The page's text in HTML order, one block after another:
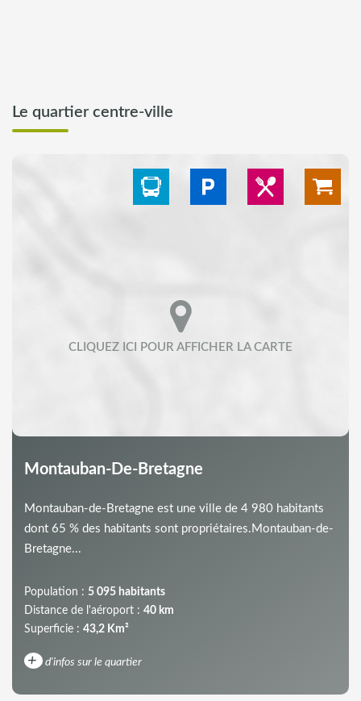
Le quartier centre-ville
Montauban-De-Bretagne
Montauban-de-Bretagne est une ville de 4 980 habitants
dont 65 % des habitants sont propriétaires.Montauban-de-
Bretagne...
Population : 5 095 habitants
Distance de l'aéroport : 40 km
Superficie : 43,2 Km²
+ d'infos sur le quartier